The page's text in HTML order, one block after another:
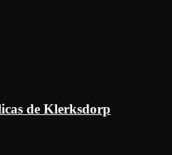
de Klerksdorp